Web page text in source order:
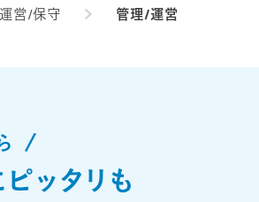
営/保守 管理/運営
ッタリも